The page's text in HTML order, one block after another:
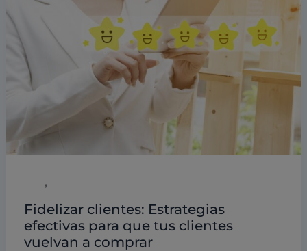
,
Fidelizar clientes: Estrategias
efectivas para que tus clientes
vuelvan a comprar